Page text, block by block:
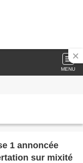
MENU
1 annoncée
sur mixité